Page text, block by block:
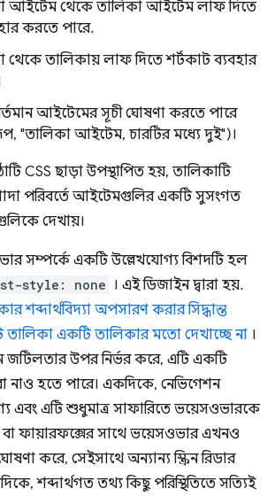
আইটেম থেকে তালিকা আইটেম লাফ দিতে
করতে পারে.
থেকে তালিকায় লাফ দিতে শর্টকাট ব্যবহার
বর্তমান আইটেমের সূচী ঘোষণা করতে পারে
"তালিকা আইটেম, চারটির মধ্যে দুই")।
CSS ছাড়া উপস্থাপিত হয়, তালিকাটি
পরিবর্তে আইটেমগুলির একটি সুসংগত
দেখায়।
সম্পর্কে একটি উল্লেখযোগ্য বিশদটি হল
style: none । এই ডিজাইন দ্বারা হয়.
শব্দার্থবিদ্যা অপসারণ করার সিদ্ধান্ত
তালিকা একটি তালিকার মতো দেখাচ্ছে না ।
উপর নির্ভর করে, এটি একটি
নাও হতে পারে। একদিকে, নেভিগেশন
এবং এটি শুধুমাত্র সাফারিতে ভয়েসওভারকে
বা ফায়ারফক্সের সাথে ভয়েসওভার এখনও
করে, সেইসাথে অন্যান্য স্ক্রিন রিডার
শব্দার্থগত তথ্য কিছু পরিস্থিতিতে সত্যিই